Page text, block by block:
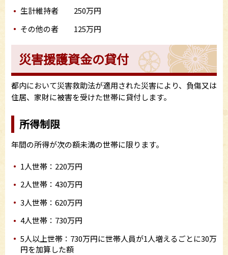
生計維持者 250万円
その他の者 125万円
災害援護資金の貸付
都内において災害救助法が適用された災害により、負傷又は
住居、家財に被害を受けた世帯に貸付します。
所得制限
年間の所得が次の額未満の世帯に限ります。
1人世帯：220万円
2人世帯：430万円
3人世帯：620万円
4人世帯：730万円
5人以上世帯：730万円に世帯人員が1人増えるごとに30万
円を加算した額